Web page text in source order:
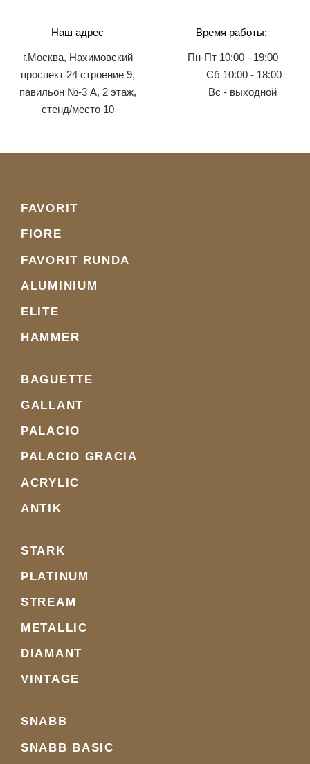
Наш адрес
г.Москва, Нахимовский
проспект 24 строение 9,
павильон №-3 А, 2 этаж,
стенд/место 10
Время работы:
Пн-Пт 10:00 - 19:00
Сб 10:00 - 18:00
Вс - выходной
FAVORIT
FIORE
FAVORIT RUNDA
ALUMINIUM
ELITE
HAMMER
BAGUETTE
GALLANT
PALACIO
PALACIO GRACIA
ACRYLIC
ANTIK
STARK
PLATINUM
STREAM
METALLIC
DIAMANT
VINTAGE
SNABB
SNABB BASIC